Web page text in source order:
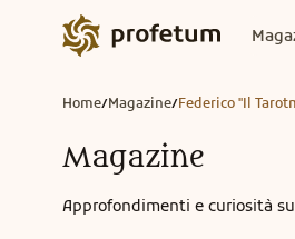
Home/Magazine/Federico "Il
Magazine
Approfondimenti e curiosità